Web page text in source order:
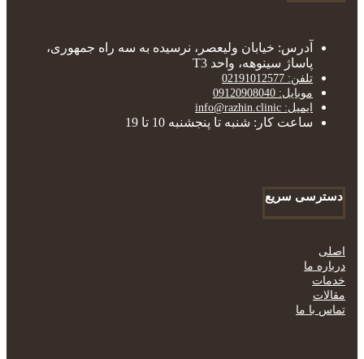
آدرس: خیابان ولیعصر، نرسیده به سه راه جمهوری،
پاساژ سینوهه، واحد T3
تلفن: 02191012577
موبایل: 09120908040
ایمیل: info@razhin.clinic
ساعت کار: شنبه تا پنجشنبه 10 تا 19
دسترسی سریع
اصلی
درباره ما
خدمات
مقالات
تماس با ما